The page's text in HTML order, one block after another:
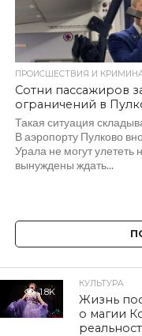
ПРОИСШЕСТВИЯ И
Сотни пассажиров
ограничений в
Такая ситуация
В аэропорту Пулково
Урала не могут улететь
вынуждены ждать...
1.8K
КУЛЬТУРА
Жизнь
о магии